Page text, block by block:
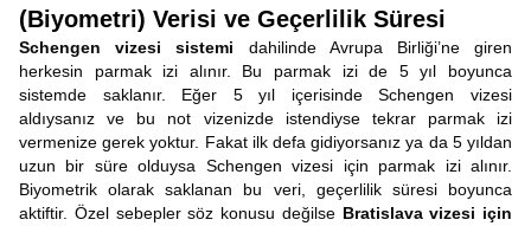
(Biyometri) Verisi ve Geçerlilik Süresi
Schengen vizesi sistemi dahilinde Avrupa Birliği’ne giren
herkesin parmak izi alınır. Bu parmak izi de 5 yıl boyunca
sistemde saklanır. Eğer 5 yıl içerisinde Schengen vizesi
aldıysanız ve bu not vizenizde istendiyse tekrar parmak izi
vermenize gerek yoktur. Fakat ilk defa gidiyorsanız ya da 5 yıldan
uzun bir süre olduysa Schengen vizesi için parmak izi alınır.
Biyometrik olarak saklanan bu veri, geçerlilik süresi boyunca
aktiftir. Özel sebepler söz konusu değilse Bratislava vizesi için